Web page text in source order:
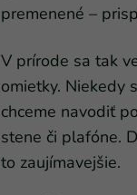
premenené –
V prírode sa tak
omietky. Niekedy
chceme navodiť
stene či plafóne.
to zaujímavejšie.